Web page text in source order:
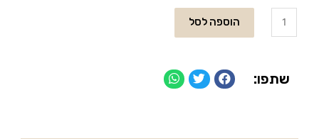
הוספה לסל
שתפו: